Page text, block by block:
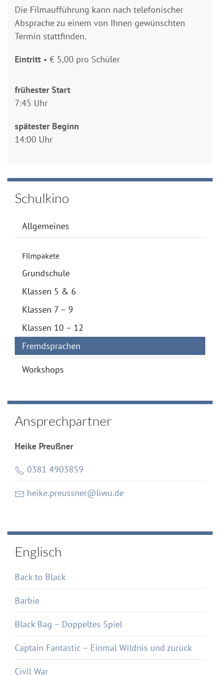
Die Filmaufführung kann nach telefonischer
Absprache zu einem von Ihnen gewünschten
Termin stattfinden.
Eintritt • € 5,00 pro Schüler
frühester Start
7:45 Uhr
spätester Beginn
14:00 Uhr
Schulkino
Allgemeines
Filmpakete
Grundschule
Klassen 5 & 6
Klassen 7 – 9
Klassen 10 – 12
Fremdsprachen
Workshops
Ansprechpartner
Heike Preußner
0381 4903859
heike.preussner@liwu.de
Englisch
Back to Black
Barbie
Black Bag – Doppeltes Spiel
Captain Fantastic – Einmal Wildnis und zurück
Civil War